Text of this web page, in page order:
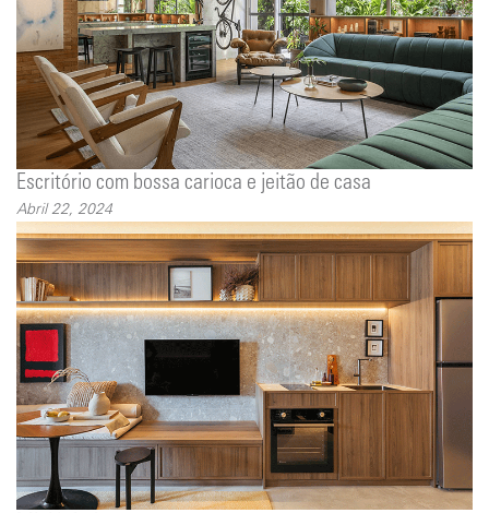
Escritório com bossa carioca e jeitão de casa
Abril 22, 2024